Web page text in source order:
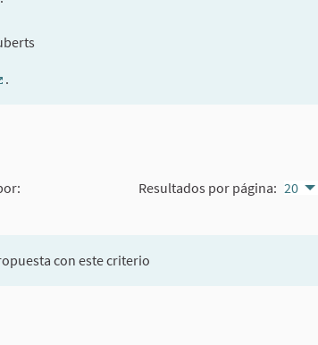
.
Resultados por página: 20
con este criterio